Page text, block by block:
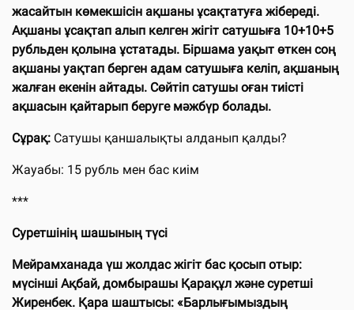
жасайтын көмекшісін ақшаны ұсақтатуға жібереді.
Ақшаны ұсақтап алып келген жігіт сатушыға 10+10+5
рубльден қолына ұстатады. Біршама уақыт өткен соң
ақшаны уақтап берген адам сатушыға келіп, ақшаның
жалған екенін айтады. Сөйтіп сатушы оған тиісті
ақшасын қайтарып беруге мәжбүр болады.
Сұрақ: Сатушы қаншалықты алданып қалды?
Жауабы: 15 рубль мен бас киім
***
Суретшінің шашының түсі
Мейрамханада үш жолдас жігіт бас қосып отыр:
мүсінші Ақбай, домбырашы Қарақұл және суретші
Жиренбек. Қара шаштысы: «Барлығымыздың